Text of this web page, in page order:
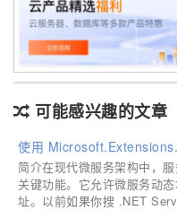
可能感兴趣的文章
简介在现代微服务架构中，
关键功能。它允许微服务动
址。以前如果你搜 .NET